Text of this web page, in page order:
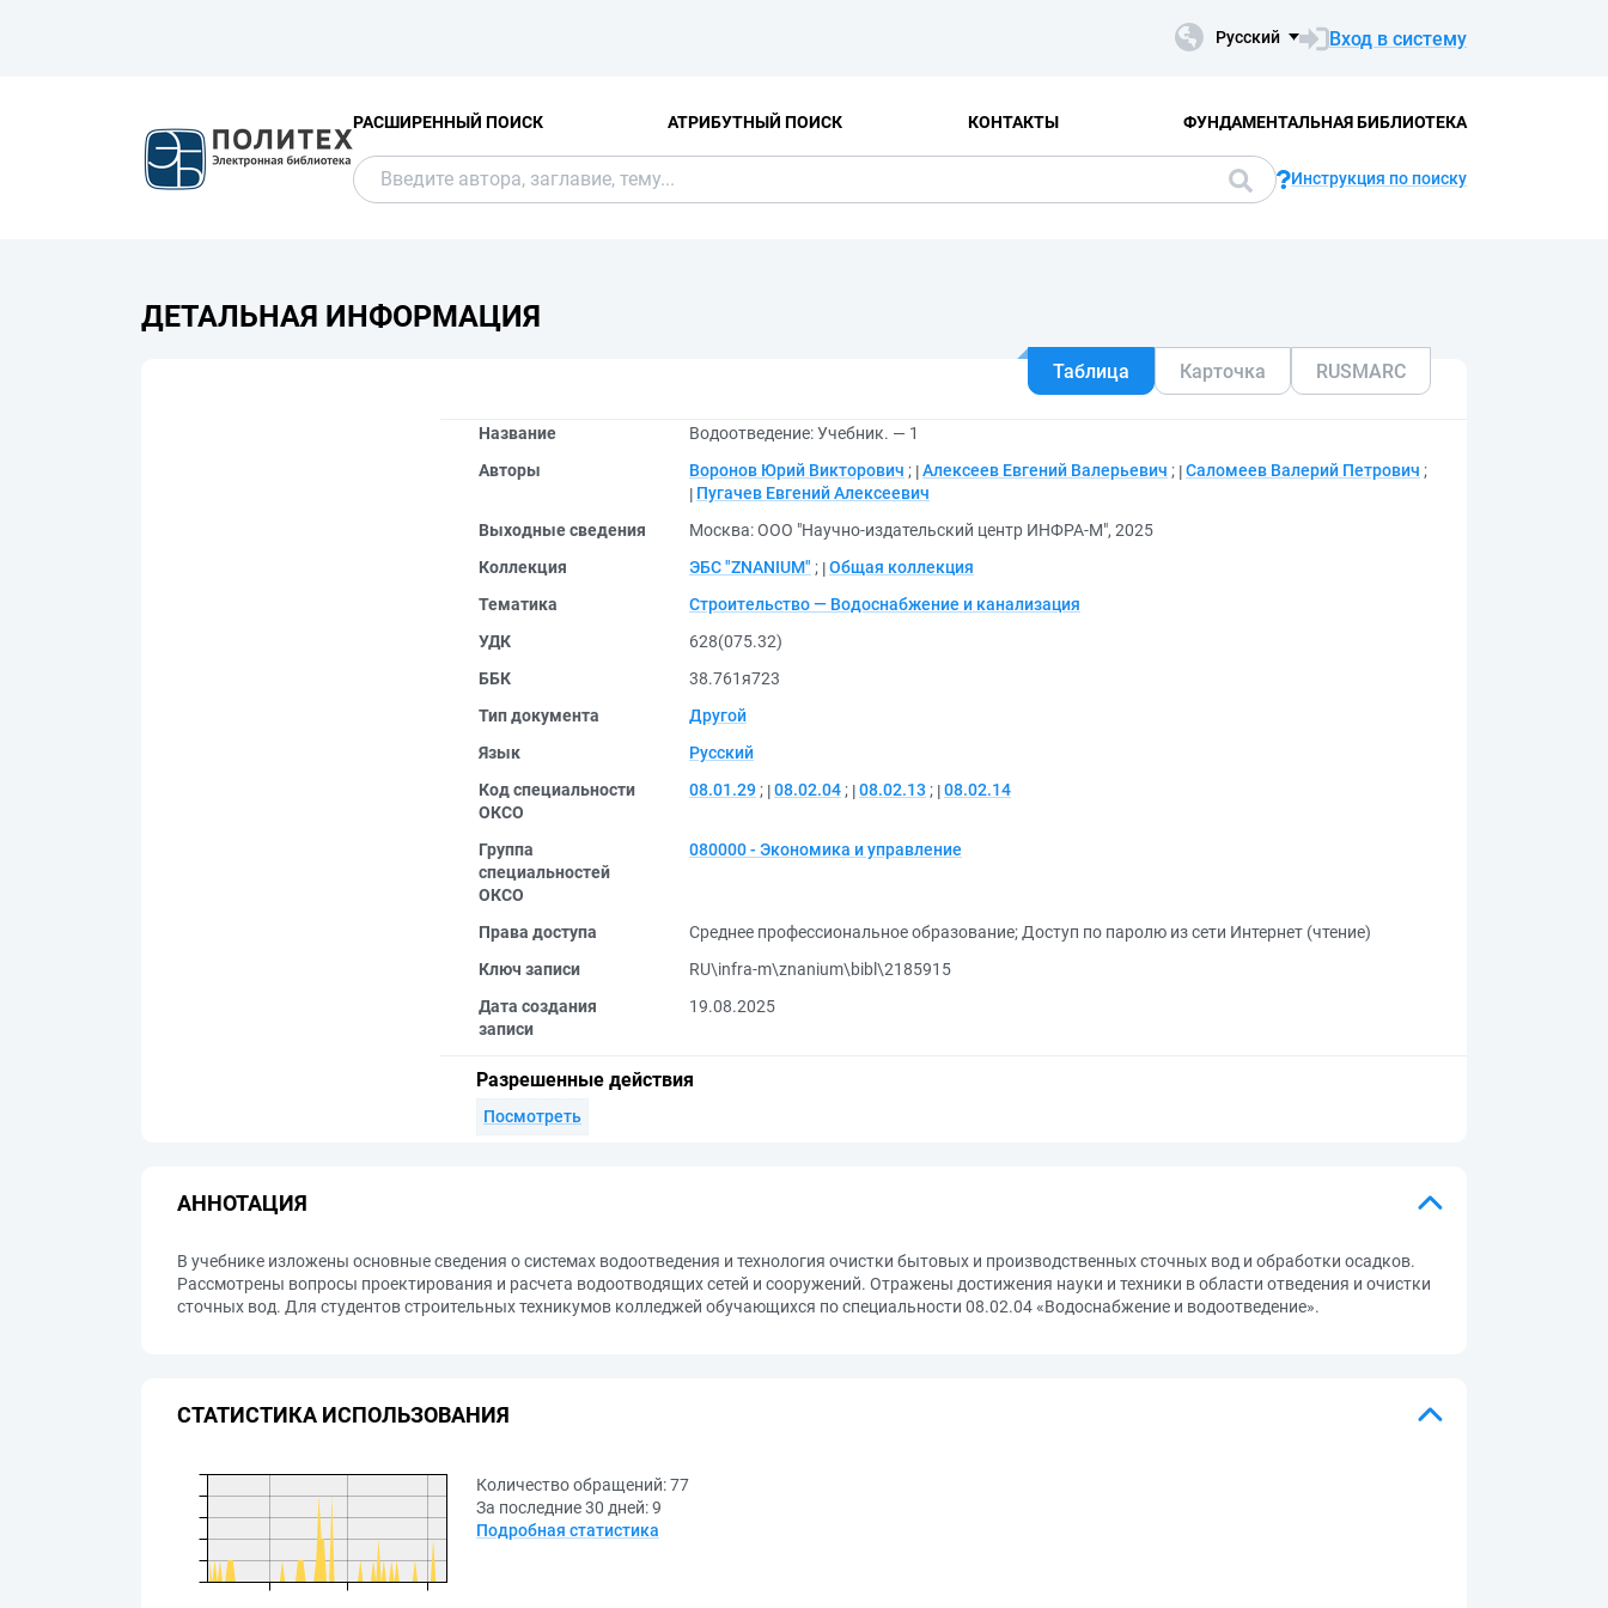
Русский Вход в систему
РАСШИРЕННЫЙ ПОИСК АТРИБУТНЫЙ ПОИСК КОНТАКТЫ ФУНДАМЕНТАЛЬНАЯ БИБЛИОТЕКА
Инструкция по поиску
ДЕТАЛЬНАЯ ИНФОРМАЦИЯ
Таблица Карточка RUSMARC
Название
Водоотведение: Учебник. — 1
Авторы
Воронов Юрий Викторович ; Алексеев Евгений Валерьевич ; Саломеев Валерий Петрович ;
Пугачев Евгений Алексеевич
Выходные сведения
Москва: ООО "Научно-издательский центр ИНФРА-М", 2025
Коллекция
ЭБС "ZNANIUM" ; Общая коллекция
Тематика
Строительство — Водоснабжение и канализация
УДК
628(075.32)
ББК
38.761я723
Тип документа
Другой
Язык
Русский
Код специальности
ОКСО
08.01.29 ; 08.02.04 ; 08.02.13 ; 08.02.14
Группа
специальностей
ОКСО
080000 - Экономика и управление
Права доступа Среднее профессиональное образование; Доступ по паролю из сети Интернет (чтение)
Ключ записи
RU\infra-m\znanium\bibl\2185915
Дата создания
записи
19.08.2025
Разрешенные действия
Посмотреть
АННОТАЦИЯ
В учебнике изложены основные сведения о системах водоотведения и технология очистки бытовых и производственных сточных вод и обработки осадков.
Рассмотрены вопросы проектирования и расчета водоотводящих сетей и сооружений. Отражены достижения науки и техники в области отведения и очистки
сточных вод. Для студентов строительных техникумов колледжей обучающихся по специальности 08.02.04 «Водоснабжение и водоотведение».
СТАТИСТИКА ИСПОЛЬЗОВАНИЯ
Количество обращений:77
За последние 30 дней:9
Подробная статистика